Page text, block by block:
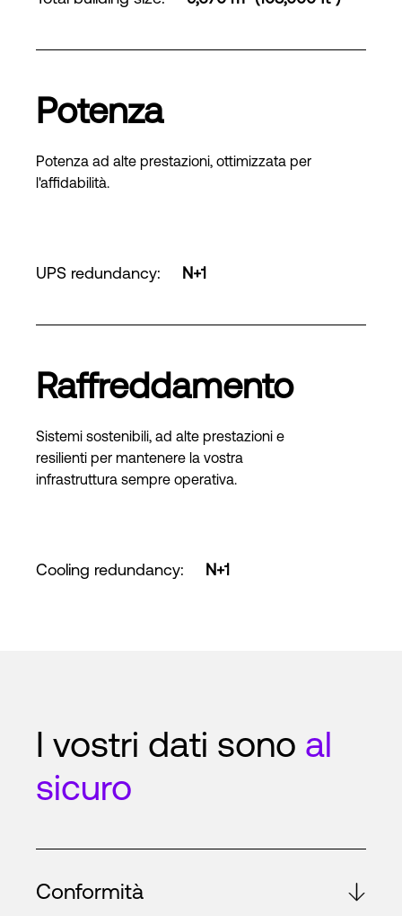
Potenza
Potenza ad alte prestazioni, ottimizzata per
l'affidabilità.
UPS redundancy: N+1
Raffreddamento
Sistemi sostenibili, ad alte prestazioni e
resilienti per mantenere la vostra
infrastruttura sempre operativa.
Cooling redundancy: N+1
I vostri dati sono al
sicuro
Conformità